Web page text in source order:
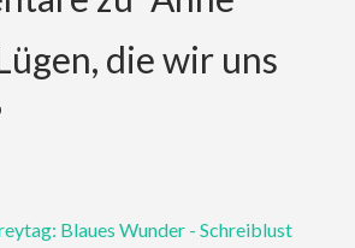
die wir uns
Blaues Wunder - Schreiblust